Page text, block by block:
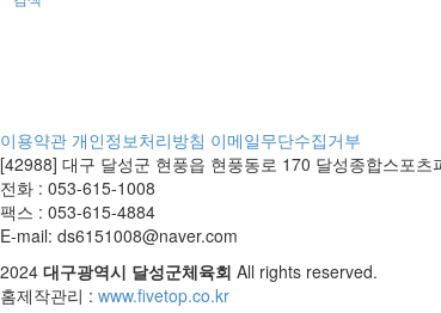
이용약관 개인정보처리방침 이메일무단수집거부
[42988] 대구 달성군 현풍읍 현풍동로 170 달성종합스포츠
전화 : 053-615-1008
팩스 : 053-615-4884
E-mail: ds6151008@naver.com
2024 대구광역시 달성군체육회 All rights reserved.
홈제작관리 : www.fivetop.co.kr